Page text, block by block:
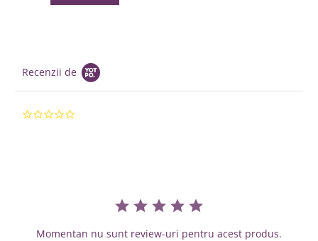
Recenzii de
Momentan nu sunt review-uri pentru acest produs.